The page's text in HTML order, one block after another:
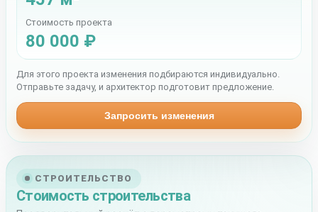
СТРОИТЕЛЬСТВО
Стоимость строительства
Стоимость проекта
80 000 ₽
Для этого проекта изменения подбираются индивидуально.
Отправьте задачу, и архитектор подготовит предложение.
Запросить изменения